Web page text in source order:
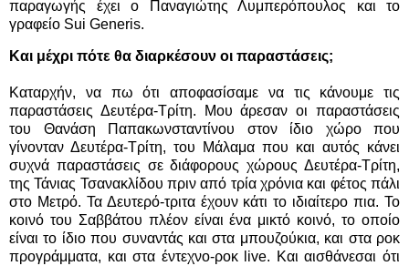
παραγωγής έχει ο Παναγιώτης Λυμπερόπουλος και το
γραφείο Sui Generis.
Και μέχρι πότε θα διαρκέσουν οι παραστάσεις;
Καταρχήν, να πω ότι αποφασίσαμε να τις κάνουμε τις
παραστάσεις Δευτέρα-Τρίτη. Μου άρεσαν οι παραστάσεις
του Θανάση Παπακωνσταντίνου στον ίδιο χώρο που
γίνονταν Δευτέρα-Τρίτη, του Μάλαμα που και αυτός κάνει
συχνά παραστάσεις σε διάφορους χώρους Δευτέρα-Τρίτη,
της Τάνιας Τσανακλίδου πριν από τρία χρόνια και φέτος πάλι
στο Μετρό. Τα Δευτερό-τριτα έχουν κάτι το ιδιαίτερο πια. Το
κοινό του Σαββάτου πλέον είναι ένα μικτό κοινό, το οποίο
είναι το ίδιο που συναντάς και στα μπουζούκια, και στα ροκ
προγράμματα, και στα έντεχνο-ροκ live. Και αισθάνεσαι ότι